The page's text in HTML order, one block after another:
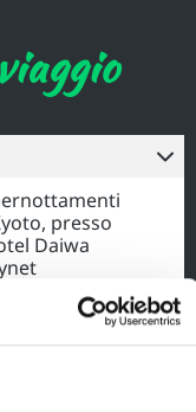
viaggio
presso
Daiwa
(o
con
colazione;